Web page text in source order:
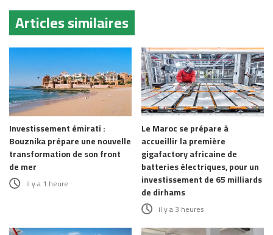
Articles similaires
Investissement émirati :
Bouznika prépare une nouvelle
transformation de son front
de mer
il y a 1 heure
Le Maroc se prépare à
accueillir la première
gigafactory africaine de
batteries électriques, pour un
investissement de 65 milliards
de dirhams
il y a 3 heures